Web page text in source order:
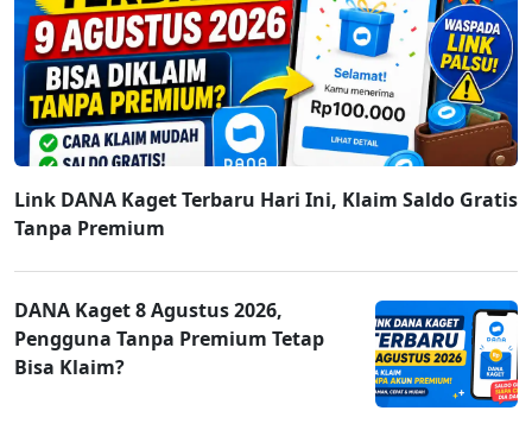
Link DANA Kaget Terbaru Hari Ini, Klaim Saldo Gratis
Tanpa Premium
DANA Kaget 8 Agustus 2026,
Pengguna Tanpa Premium Tetap
Bisa Klaim?